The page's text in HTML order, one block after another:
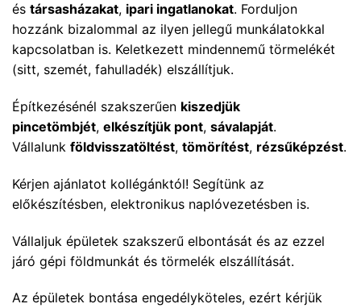
és társasházakat, ipari ingatlanokat. Forduljon
hozzánk bizalommal az ilyen jellegű munkálatokkal
kapcsolatban is. Keletkezett mindennemű törmelékét
(sitt, szemét, fahulladék) elszállítjuk.
Építkezésénél szakszerűen kiszedjük
pincetömbjét, elkészítjük pont, sávalapját.
Vállalunk földvisszatöltést, tömörítést, rézsűképzést.
Kérjen ajánlatot kollégánktól! Segítünk az
előkészítésben, elektronikus naplóvezetésben is.
Vállaljuk épületek szakszerű elbontását és az ezzel
járó gépi földmunkát és törmelék elszállítását.
Az épületek bontása engedélyköteles, ezért kérjük